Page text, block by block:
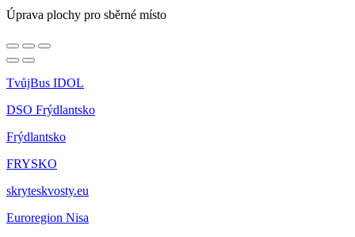
Úprava plochy pro sběrné místo
TvůjBus IDOL
DSO Frýdlantsko
Frýdlantsko
FRYSKO
skryteskvosty.eu
Euroregion Nisa